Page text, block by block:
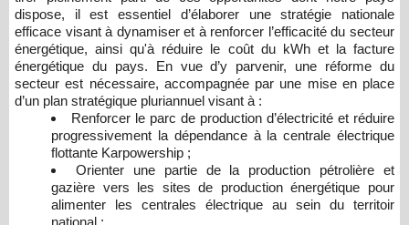
dispose, il est essentiel d’élaborer une stratégie nationale
efficace visant à dynamiser et à renforcer l’efficacité du secteur
énergétique, ainsi qu'à réduire le coût du kWh et la facture
énergétique du pays. En vue d’y parvenir, une réforme du
secteur est nécessaire, accompagnée par une mise en place
d’un plan stratégique pluriannuel visant à :
Renforcer le parc de production d’électricité et réduire
progressivement la dépendance à la centrale électrique
flottante Karpowership ;
Orienter une partie de la production pétrolière et
gazière vers les sites de production énergétique pour
alimenter les centrales électrique au sein du territoir
national ;